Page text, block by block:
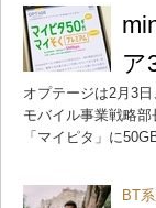
ア
オプテージは2月3
モバイル事業戦略
「マイピタ」に
BT